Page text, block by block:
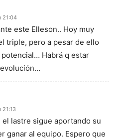
21:04
este Elleson.. Hoy muy
triple, pero a pesar de ello
Habrá q estar
21:13
el lastre sigue aportando su
ganar al equipo. Espero que